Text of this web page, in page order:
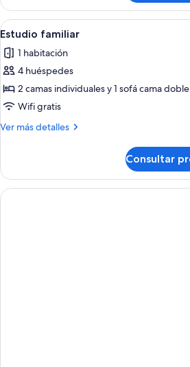
(3
adults)
Abrir
todas
las
fotos
de
Estudio
familiar
Una
5
Estudio familiar
1 habitación
4 huéspedes
2 camas individuales y 1 sofá cama doble
Wifi gratis
Ver más detalles
Más
familiar
Consultar